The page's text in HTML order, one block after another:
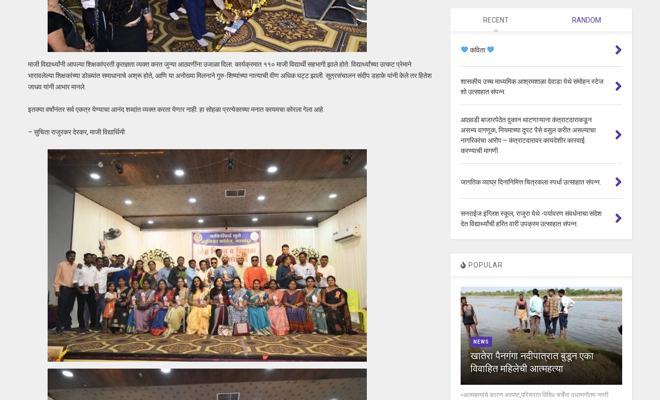
माजी विद्यार्थ्यांनी आपल्या शिक्षकांप्रती कृतज्ञता व्यक्त करत जुन्या आठवणींना उजाळा दिला. कार्यक्रमात ११० माजी विद्यार्थी सहभागी झाले होते. विद्यार्थ्यांच्या उत्कट प्रेमाने
भारावलेल्या शिक्षकांच्या डोळ्यांत समाधानाचे अश्रू होते, आणि या अनोख्या मिलनाने गुरु-शिष्यांच्या नात्याची वीण अधिक घट्ट झाली. सूत्रसंचालन संदीप डहाके यांनी केले तर हितेश
जाधव यांनी आभार मानले.
इतक्या वर्षांनंतर सर्व एकत्र येण्याचा आनंद शब्दांत व्यक्त करता येणार नाही. हा सोहळा प्रत्येकाच्या मनात कायमचा कोरला गेला आहे.
– सुचिता राजुरकर देरकर, माजी विद्यार्थिनी
RECENT RANDOM
कविता
शासकीय उच्च माध्यमिक आश्रमशाळा देवाडा येथे संमोहन स्टेज
शो उत्साहात संपन्न.
आठवडी बाजारपेठेत दुकान थाटणाऱ्याना कंत्राटदाराकडून
असभ्य वागणूक, नियमाच्या दुपट पैसे वसुल करीत असल्याचा
नागरिकांचा आरोप – कंत्राटदारावर कायदेशीर कारवाई
करण्याची मागणी
जागतिक व्याघ्र दिनानिमित्त चित्रकला स्पर्धा उत्साहात संपन्न.
सनराईज इंग्लिश स्कूल, राजुरा येथे -पर्यावरण संवर्धनाचा संदेश
देत विद्यार्थ्यांची हरित वारी उपक्रम उत्साहात संपन्न.
POPULAR
NEWS
खातेरा पैनगंगा नदीपात्रात बुडून एका
विवाहित महिलेची आत्महत्या
•आत्महत्यांचे कारण अस्पष्ट,परिसरात विविध चर्चेंना उधाणगौतम नगरी